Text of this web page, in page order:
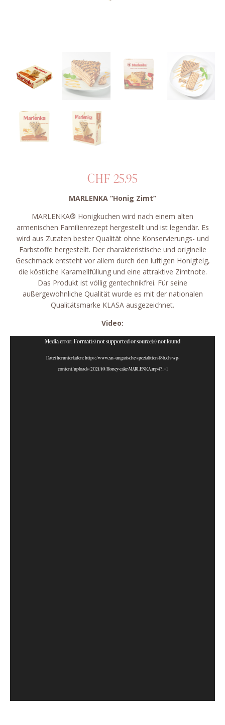
CHF 25.95
MARLENKA “Honig Zimt”
MARLENKA® Honigkuchen wird nach einem alten
armenischen Familienrezept hergestellt und ist legendär. Es
wird aus Zutaten bester Qualität ohne Konservierungs- und
Farbstoffe hergestellt. Der charakteristische und originelle
Geschmack entsteht vor allem durch den luftigen Honigteig,
die köstliche Karamellfüllung und eine attraktive Zimtnote.
Das Produkt ist völlig gentechnikfrei. Für seine
außergewöhnliche Qualität wurde es mit der nationalen
Qualitätsmarke KLASA ausgezeichnet.
Video:
Video-
Media error: Format(s) not supported or source(s) not found
Datei herunterladen: https://www.xn--ungarische-spezialitten-f8b.ch/wp-
content/uploads/2021/10/Honey-cake-MARLENKA.mp4?_=1